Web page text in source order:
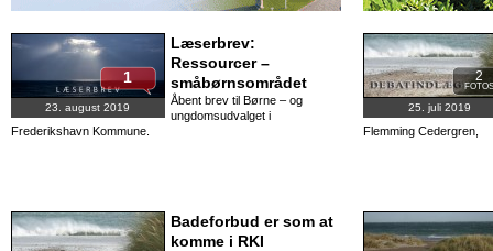
23. august 2019
1
Læserbrev:
Ressourcer –
småbørnsområdet
Åbent brev til Børne – og
ungdomsudvalget i
Frederikshavn Kommune.
25. juli 2019
2
Flemming Cedergren,
Badeforbud er som at
komme i RKI